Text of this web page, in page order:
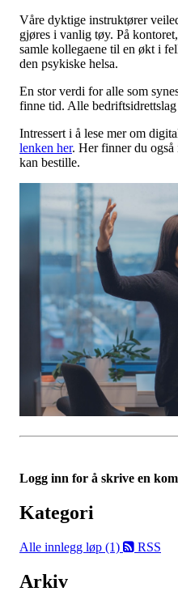
Våre dyktige instruktører
gjøres i vanlig tøy. På
samle kollegaene til en økt i
den psykiske helsa.
En stor verdi for alle som
finne tid. Alle
Intressert i å lese mer om
lenken her. Her finner du
kan bestille.
Logg inn for å skrive en
Kategori
Alle innlegg løp (1) RSS
Arkiv